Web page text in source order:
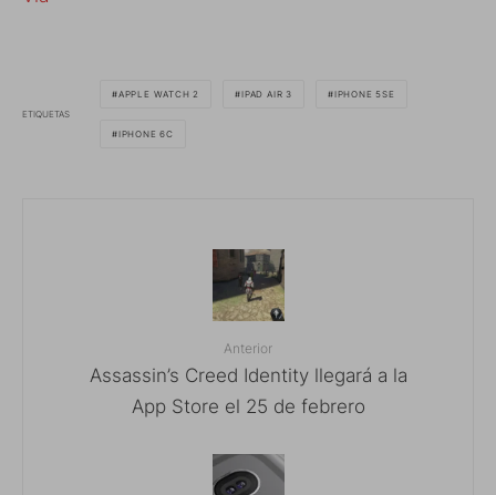
ETIQUETAS
APPLE WATCH 2 IPAD AIR 3 IPHONE 5SE
IPHONE 6C
Anterior
Assassin’s Creed Identity llegará a la
App Store el 25 de febrero